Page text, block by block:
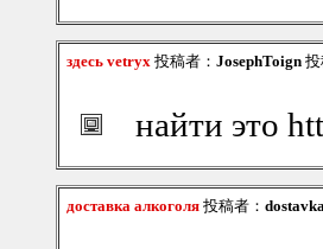
здесь vetryx 投稿者： JosephToign 投
найти это
доставка алкоголя 投稿者：